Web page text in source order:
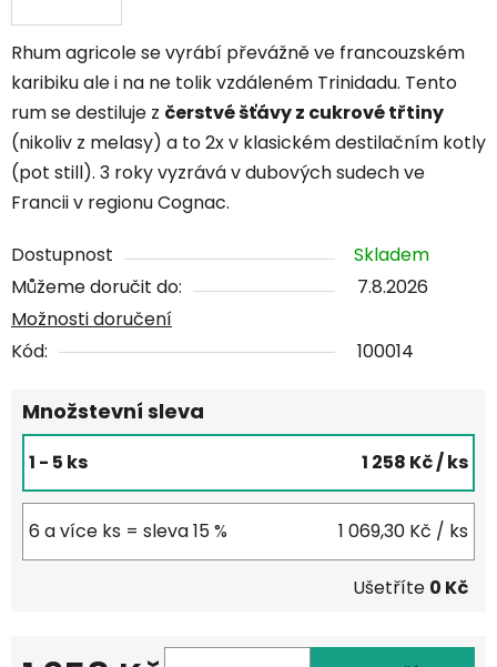
Rhum agricole se vyrábí převážně ve francouzském
karibiku ale i na ne tolik vzdáleném Trinidadu. Tento
rum se destiluje z čerstvé šťávy z cukrové třtiny
(nikoliv z melasy) a to 2x v klasickém destilačním kotly
(pot still). 3 roky vyzrává v dubových sudech ve
Francii v regionu Cognac.
Dostupnost
Skladem
Můžeme doručit do:
7.8.2026
Možnosti doručení
Kód:
100014
Množstevní sleva
1 - 5 ks 1 258 Kč/ ks
6 a více ks = sleva 15 % 1 069,30 Kč / ks
Ušetříte 0 Kč